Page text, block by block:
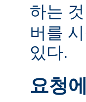
하는
버를
있다.
요청